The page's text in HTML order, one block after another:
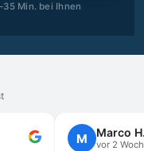
Min. bei Ihnen
M Marco
vor 2